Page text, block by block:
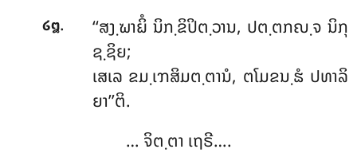
໒໘.
‘‘ສງ຺ຆາຏິໍ ນິກ຺ຂິປິຕ຺ວານ, ປຕ຺ຕກຎ຺ຈ ນິກຸ
ຊ຺ຊິຍ;
ເສເລ ຂມ຺ເຠສິມຕ຺ຕານໍ, ຕໂມຂນ຺ຘໍ ປທາລິ
ຍາ’’ຕິ.
… ຈິຕ຺ຕາ ເຖຣີ….